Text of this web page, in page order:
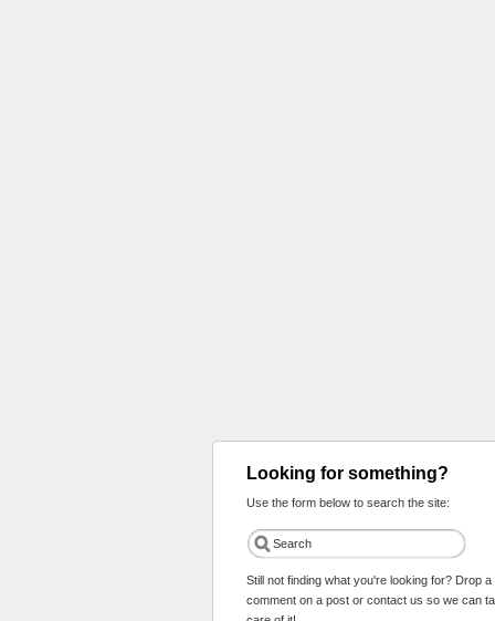
Looking for something?
Use the form below to search the site:
Still not finding what you're looking for? Drop a
comment on a post or contact us so we can